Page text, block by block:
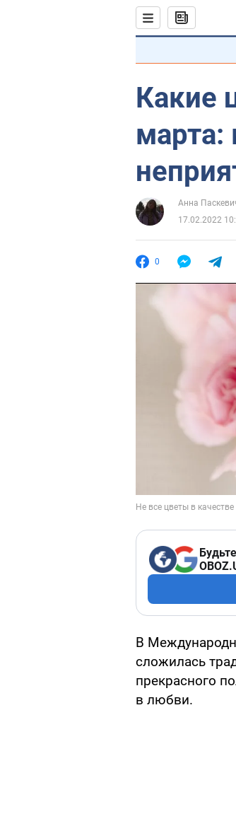
Какие
марта:
Анна
17.02.2022
0
В
сложилась
прекрасного
в любви.